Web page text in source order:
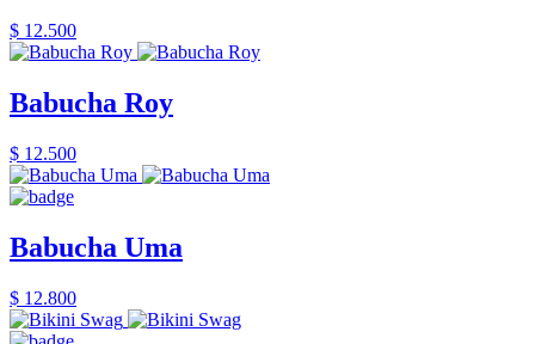
$ 12.500
Babucha Roy
$ 12.500
Babucha Uma
$ 12.800